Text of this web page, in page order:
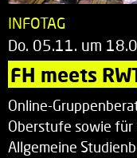
INFOTAG
Do. 05.11. um
FH meets
Online-
Oberstufe sowie
Allgemeine